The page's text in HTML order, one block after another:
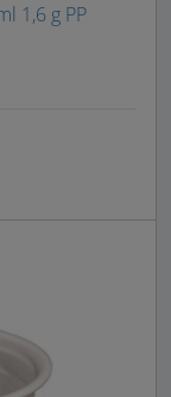
1,6 g PP